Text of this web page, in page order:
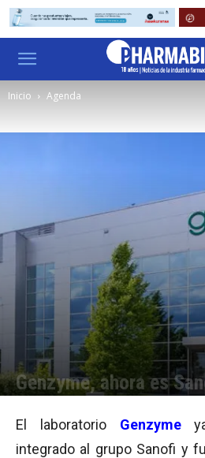
Inicio Agenda
Genzyme, ahora es
El laboratorio Genzymeya
integrado al grupo Sanofi y